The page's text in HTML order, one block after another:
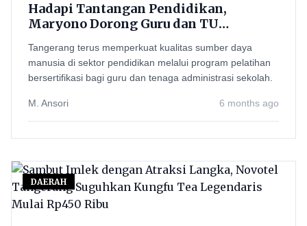
Hadapi Tantangan Pendidikan,
Maryono Dorong Guru dan TU
Bersertifikasi
Tangerang terus memperkuat kualitas sumber daya
manusia di sektor pendidikan melalui program pelatihan
bersertifikasi bagi guru dan tenaga administrasi sekolah.
M. Ansori 6 months ago
DAERAH